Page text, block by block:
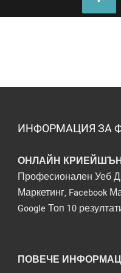
ИНФОРМАЦИЯ ЗА
ОНЛАЙН
Професионален Уеб
Маркетинг, Facebook
Google Топ 10
ПОВЕЧЕ